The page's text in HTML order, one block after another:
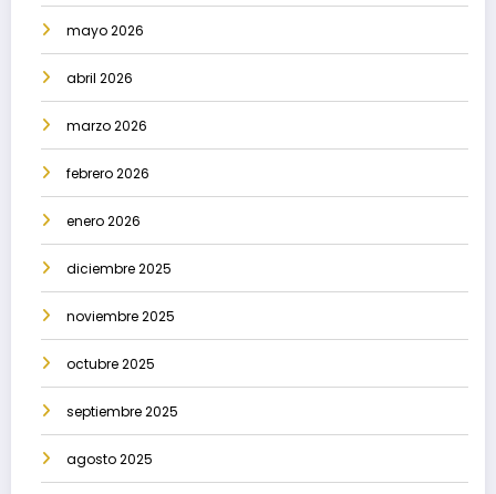
mayo 2026
abril 2026
marzo 2026
febrero 2026
enero 2026
diciembre 2025
noviembre 2025
octubre 2025
septiembre 2025
agosto 2025